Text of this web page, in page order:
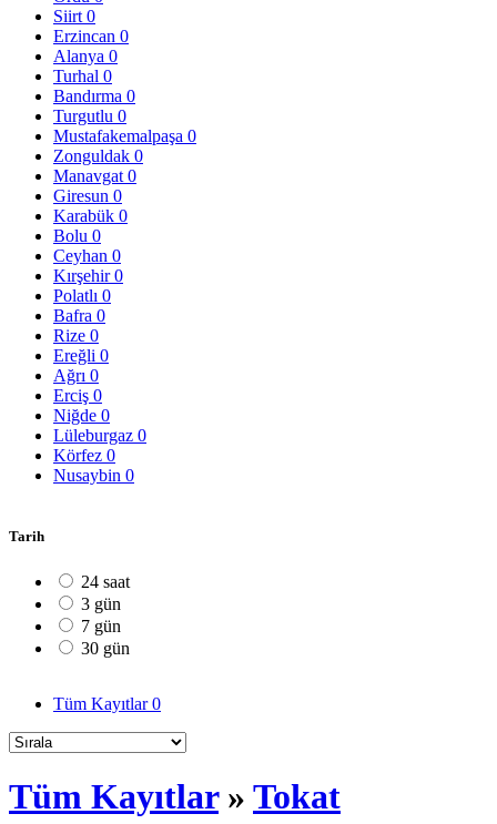
Siirt 0
Erzincan 0
Alanya 0
Turhal 0
Bandırma 0
Turgutlu 0
Mustafakemalpaşa 0
Zonguldak 0
Manavgat 0
Giresun 0
Karabük 0
Bolu 0
Ceyhan 0
Kırşehir0
Polatlı 0
Bafra 0
Rize 0
Ereğli 0
Ağrı 0
Erciş 0
Niğde 0
Lüleburgaz 0
Körfez 0
Nusaybin 0
Tarih
24 saat
3 gün
7 gün
30 gün
Tüm Kayıtlar0
Tüm Kayıtlar» Tokat